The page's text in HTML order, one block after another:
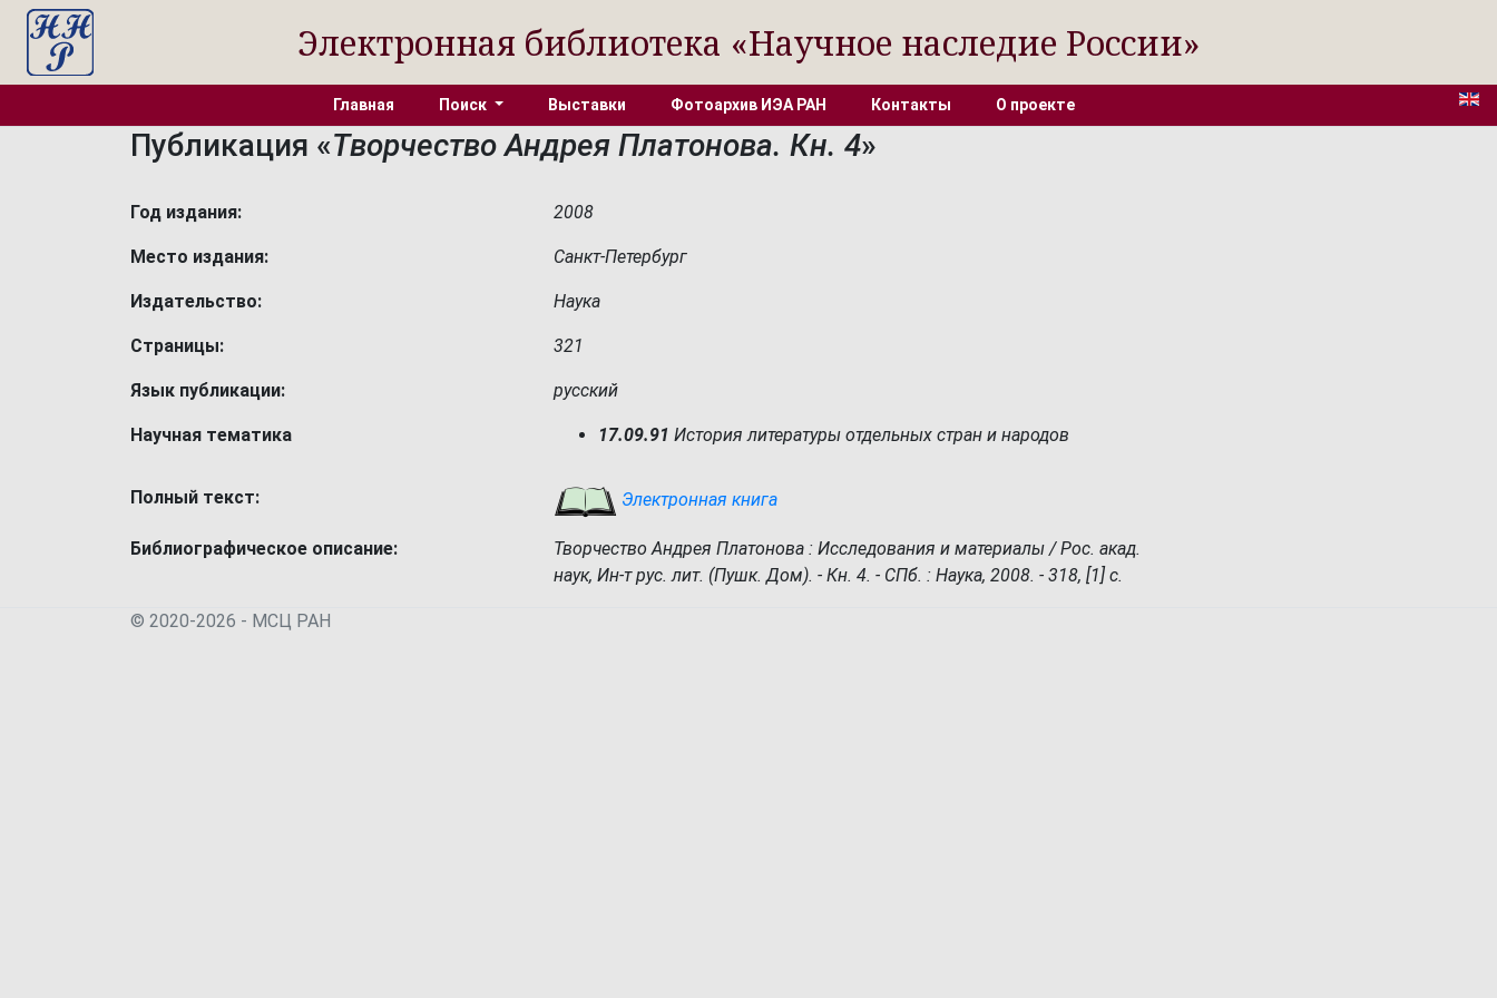
Электронная библиотека «Научное наследие России»
Главная Поиск Выставки Фотоархив ИЭА РАН Контакты О проекте
Публикация «Творчество Андрея Платонова. Кн. 4»
Год издания: 2008
Место издания: Санкт-Петербург
Издательство: Наука
Страницы: 321
Язык публикации: русский
Научная тематика 17.09.91 История литературы отдельных стран и народов
Полный текст: Электронная книга
Библиографическое описание:
Творчество Андрея Платонова : Исследования и материалы / Рос. акад.
наук, Ин-т рус. лит. (Пушк. Дом). - Кн. 4. - СПб. : Наука, 2008. - 318, [1] c.
© 2020-2026 - МСЦ РАН